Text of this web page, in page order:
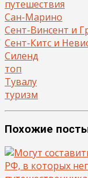
путешествия
Сан-Марино
Сент-Винсент и
Сент-Китс и
Силенд
топ
Тувалу
туризм
Похожие